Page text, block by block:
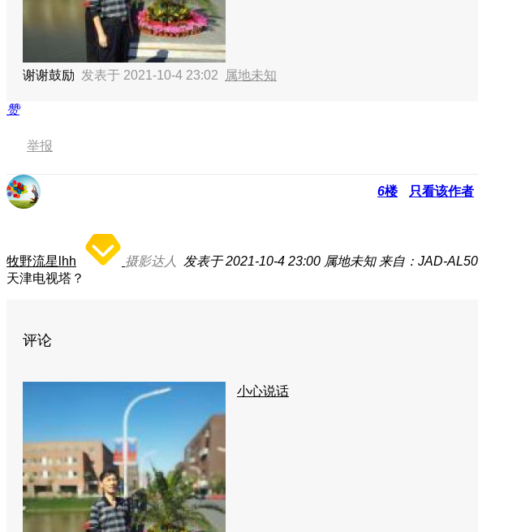
谢谢鼓励 发表于 2021-10-4 23:02 属地未知
赞
举报
6楼 只看该作者
牧野流星lhh 摄影达人 发表于 2021-10-4 23:00 属地未知 来自：JAD-AL50
天津电视塔？
评论
小心说话